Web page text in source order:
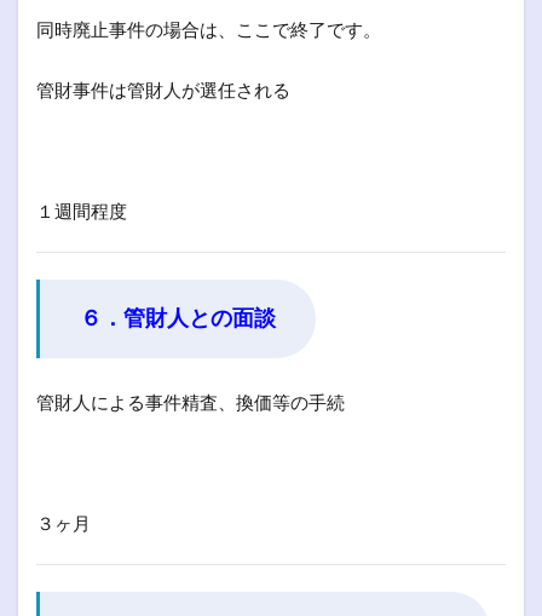
同時廃止事件の場合は、ここで終了です。
管財事件は管財人が選任される
１週間程度
６．管財人との面談
管財人による事件精査、換価等の手続
３ヶ月